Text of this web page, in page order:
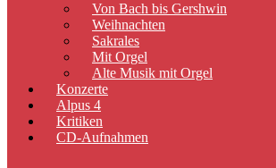
Von Bach bis Gershwin
Weihnachten
Sakrales
Mit Orgel
Alte Musik mit Orgel
Konzerte
Alpus 4
Kritiken
CD-Aufnahmen